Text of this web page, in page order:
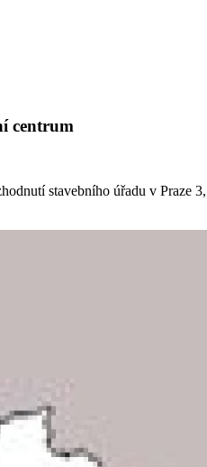
centrum
stavebního úřadu v Praze